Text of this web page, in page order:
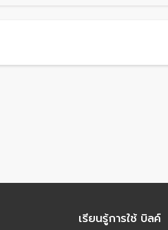
เรียนรู้การใช้ บิลค์